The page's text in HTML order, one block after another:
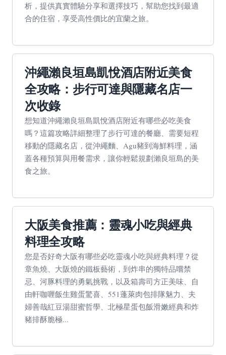
析，提供真實體驗分享和選擇技巧，幫助您找到最適
合的住宿，享受高性價比的宜蘭之旅。
沖繩瀨良垣島凱悅酒店附近美食
全攻略：步行可達與隱藏名店一
次收錄
想知道沖繩瀨良垣島凱悅酒店附近有哪些必吃美食
嗎？這篇攻略詳細整理了步行可達的餐廳、需要短程
移動的隱藏名店，從沖繩麵、Agu豬到海鮮料理，涵
蓋各種預算與用餐需求，讓你輕鬆規劃瀨良垣島的美
食之旅。
大阪美食推薦：靈魂小吃與經典
料理全攻略
您是否好奇大阪有哪些必吃靈魂小吃與經典料理？從
章魚燒、大阪燒的鐵板藝術，到炸串的獨特品嚐禁
忌、河豚料理的勇氣挑戰，以及箱壽司方正美味、自
由軒咖喱飯生雞蛋驚喜、551蓬萊肉包排隊魅力、夫
婦善哉紅豆湯甜蜜哲學、北極星蛋包飯滑嫩經典和炸
豬排酥脆極...